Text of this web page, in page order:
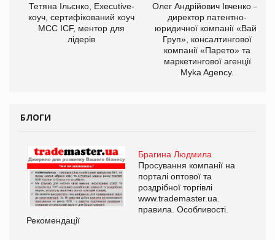
Тетяна Ільєнко, Executive-
коуч, сертифікований коуч
МСС ICF, ментор для
лідерів
Олег Андрійович Івченко —
директор патентно-
юридичної компанії «Вайз
Груп», консалтингової
компанії «Парето» та
маркетингової агенції
Myka Agency.
БЛОГИ
Брагина Людмила
Просування компанії на
порталі оптової та
роздрібної торгівлі
www.trademaster.ua.
правила. Особливості.
Рекомендації